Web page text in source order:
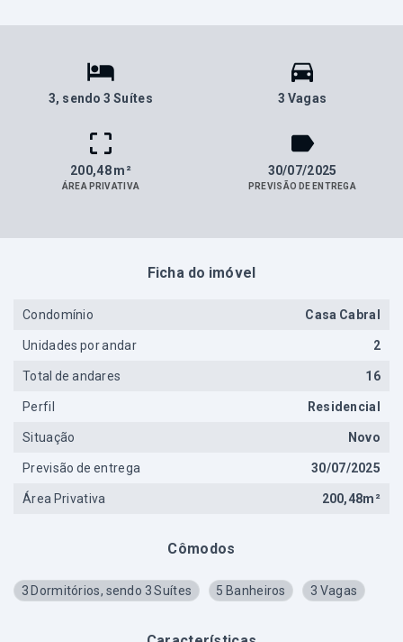
3, sendo 3 Suítes 3 Vagas
200,48 m²
ÁREA PRIVATIVA
30/07/2025
PREVISÃO DE ENTREGA
Cômodos
3 Dormitórios, sendo 3 Suítes 5 Banheiros 3 Vagas
Ficha do imóvel
Condomínio Casa Cabral
Unidades por andar 2
Total de andares 16
Perfil Residencial
Situação Novo
Previsão de entrega 30/07/2025
Área Privativa 200,48m²